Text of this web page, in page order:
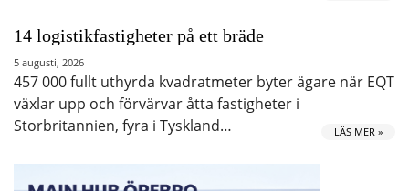
14 logistikfastigheter på ett bräde
5 augusti, 2026
457 000 fullt uthyrda kvadratmeter byter ägare när EQT
växlar upp och förvärvar åtta fastigheter i
Storbritannien, fyra i Tyskland…
LÄS MER »